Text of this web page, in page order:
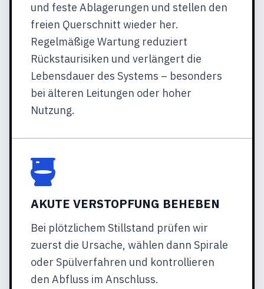
und feste Ablagerungen und stellen den
freien Querschnitt wieder her.
Regelmäßige Wartung reduziert
Rückstaurisiken und verlängert die
Lebensdauer des Systems – besonders
bei älteren Leitungen oder hoher
Nutzung.
AKUTE VERSTOPFUNG BEHEBEN
Bei plötzlichem Stillstand prüfen wir
zuerst die Ursache, wählen dann Spirale
oder Spülverfahren und kontrollieren
den Abfluss im Anschluss.